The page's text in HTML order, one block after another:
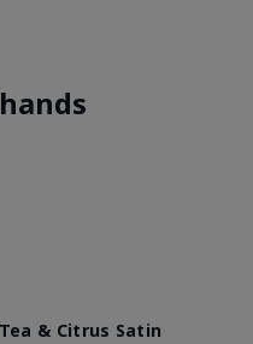
& Citrus Satin